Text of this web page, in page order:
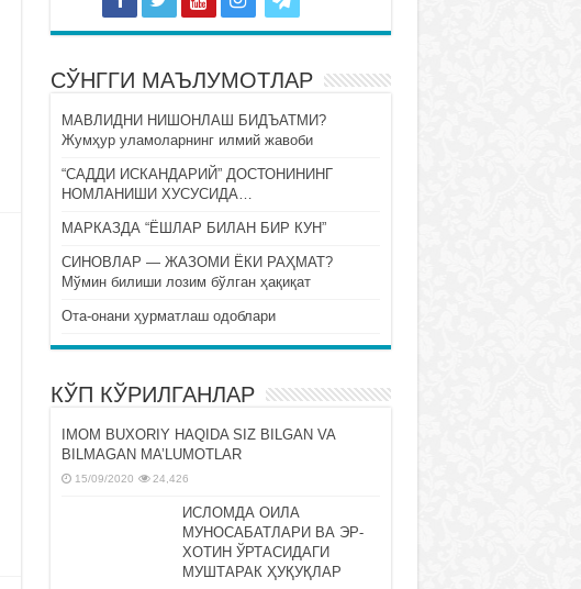
СЎНГГИ МАЪЛУМОТЛАР
МАВЛИДНИ НИШОНЛАШ БИДЪАТМИ?
Жумҳур уламоларнинг илмий жавоби
“САДДИ ИСКАНДАРИЙ” ДОСТОНИНИНГ
НОМЛАНИШИ ХУСУСИДА…
МАРКАЗДА “ЁШЛАР БИЛАН БИР КУН”
СИНОВЛАР — ЖАЗОМИ ЁКИ РАҲМАТ?
Мўмин билиши лозим бўлган ҳақиқат
Ота-онани ҳурматлаш одоблари
КЎП КЎРИЛГАНЛАР
IMOM BUXORIY HAQIDA SIZ BILGAN VA
BILMAGAN MA’LUMOTLAR
15/09/2020 24,426
ИСЛОМДА ОИЛА
МУНОСАБАТЛАРИ ВА ЭР-
ХОТИН ЎРТАСИДАГИ
МУШТАРАК ҲУҚУҚЛАР